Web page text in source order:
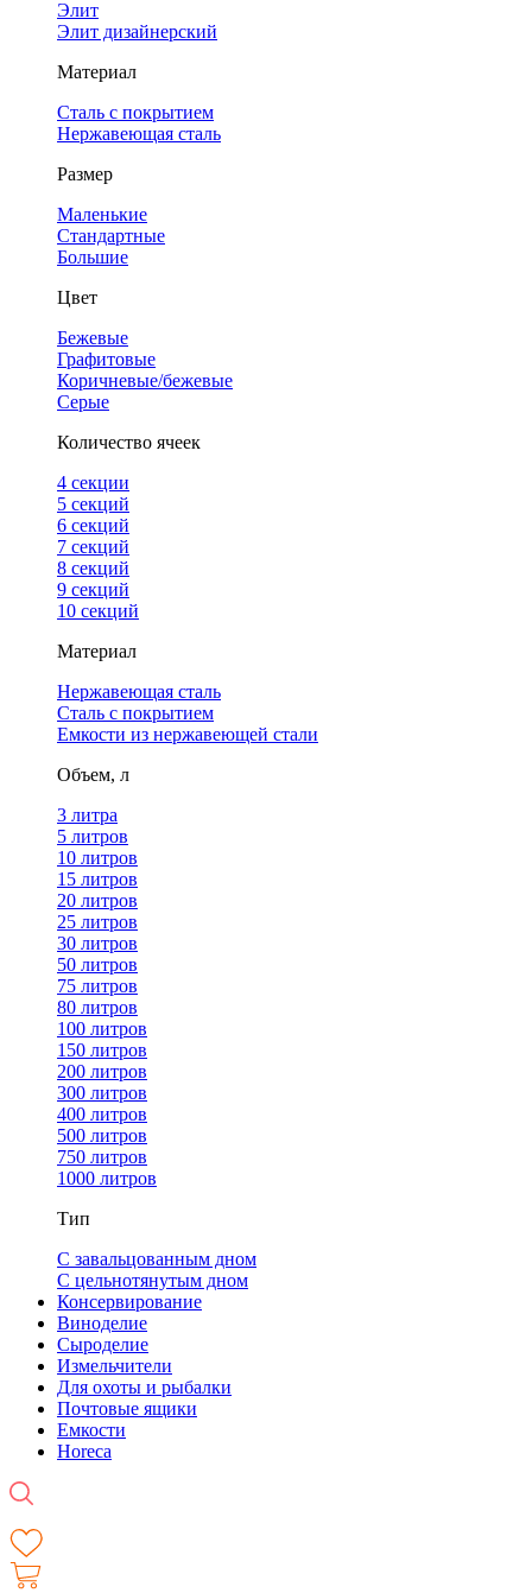
Элит
Элит дизайнерский
Материал
Сталь с покрытием
Нержавеющая сталь
Размер
Маленькие
Стандартные
Большие
Цвет
Бежевые
Графитовые
Коричневые/бежевые
Серые
Количество ячеек
4 cекции
5 секций
6 секций
7 секций
8 секций
9 секций
10 секций
Материал
Нержавеющая сталь
Сталь с покрытием
Емкости из нержавеющей стали
Объем, л
3 литра
5 литров
10 литров
15 литров
20 литров
25 литров
30 литров
50 литров
75 литров
80 литров
100 литров
150 литров
200 литров
300 литров
400 литров
500 литров
750 литров
1000 литров
Тип
С завальцованным дном
С цельнотянутым дном
Консервирование
Виноделие
Сыроделие
Измельчители
Для охоты и рыбалки
Почтовые ящики
Емкости
Horeca